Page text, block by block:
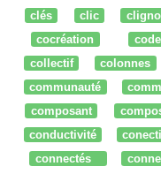
clés
clic
cocréation
code
collectif
colonnes
communauté
composant
conductivité
connectés